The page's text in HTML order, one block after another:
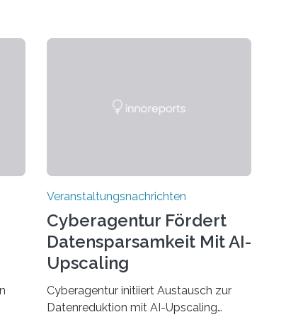
Veranstaltungsnachrichten
Cyberagentur Fördert
Datensparsamkeit Mit AI-
Upscaling
Cyberagentur initiiert Austausch zur
Datenreduktion mit AI-Upscaling